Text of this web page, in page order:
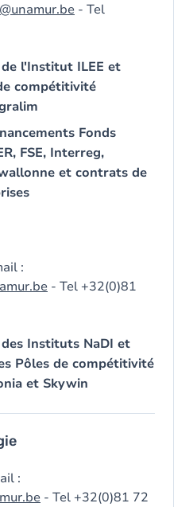
- Tel
l'Institut ILEE et
compétitivité
Fonds
FSE, Interreg,
et contrats de
:
- Tel +32(0)81
Instituts NaDI et
Pôles de compétitivité
et Skywin
:
- Tel +32(0)81 72